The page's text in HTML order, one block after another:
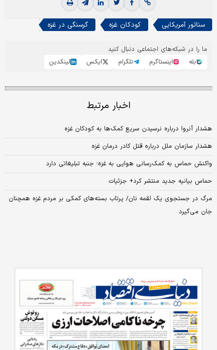
سناتور آمریکایی کودکان غزه گرسنگی در غزه
ما را در شبکه‌های اجتماعی دنبال کنید
بله
اینستاگرم تلگرام ایکس لینکدین
اخبار مرتبط
هشدار آنروا درباره نرسیدن سریع کمک‌ها به کودکان غزه
هشدار سازمان ملل درباره قتل کادر درمان غزه
واکنش حماس به کمک‌رسانی هوایی به غزه؛ جنبه تبلیغاتی دارد
حماس بیانیه جدید منتشر کرد+ جزئیات
مرگ در جستجوی یک لقمه نان/ پرتاب بسته‌های کمکی بر مردم غزه همچنان
جان می‌گیرد